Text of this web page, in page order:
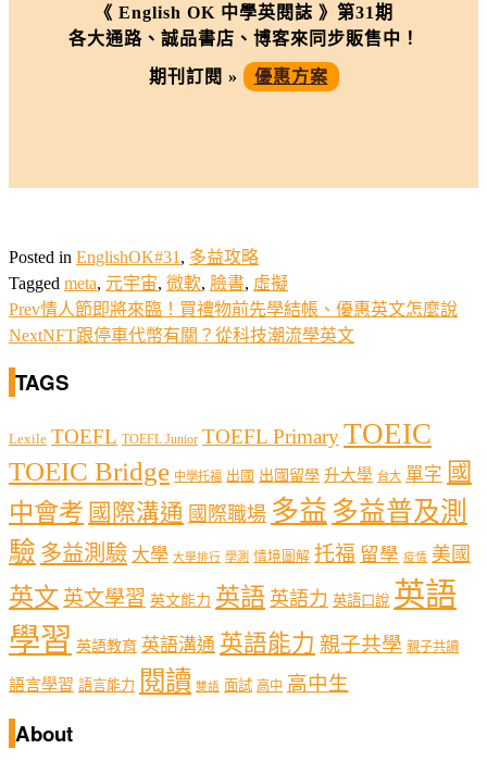
《 English OK 中學英閱誌 》第31期
各大通路、誠品書店、博客來同步販售中！
期刊訂閱 » 優惠方案
Posted in EnglishOK#31, 多益攻略
Tagged meta, 元宇宙, 微軟, 臉書, 虛擬
Prev情人節即將來臨！買禮物前先學結帳、優惠英文怎麼說
NextNFT跟停車代幣有關？從科技潮流學英文
TAGS
Lexile TOEFL TOEFL Junior TOEFL PrimaryTOEIC
TOEIC Bridge 中學托福 出國 出國留學 升大學 台大 單字 國
中會考 國際溝通 國際職場 多益 多益普及測
驗 多益測驗 大學 大學排行 學測 情境圖解 托福 留學 疫情 美國
英文 英文學習 英文能力 英語 英語力 英語口說 英語
學習 英語教育 英語溝通 英語能力 親子共學 親子共讀
語言學習 語言能力 閱讀 雙語 面試 高中 高中生
About